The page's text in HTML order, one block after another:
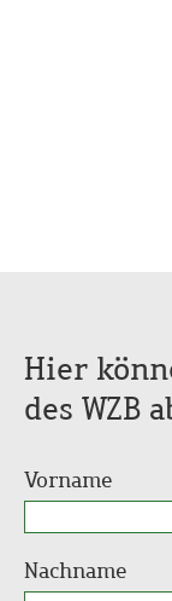
Hier
des WZB
Vorname
Nachname